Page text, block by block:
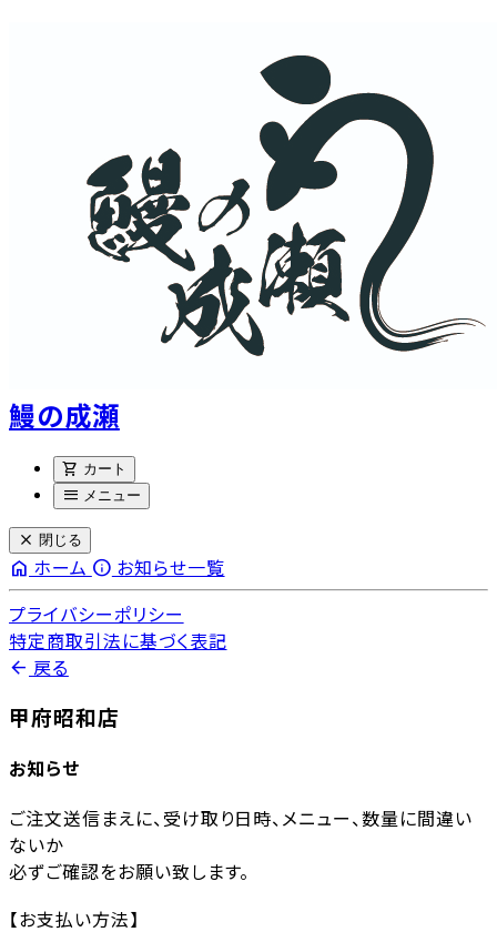
鰻の成瀬
shopping_cart カート
menu メニュー
close 閉じる
home ホーム info お知らせ一覧
プライバシーポリシー
特定商取引法に基づく表記
arrow_back 戻る
甲府昭和店
お知らせ
ご注文送信まえに、受け取り日時、メニュー、数量に間違い
ないか
必ずご確認をお願い致します。
【お支払い方法】